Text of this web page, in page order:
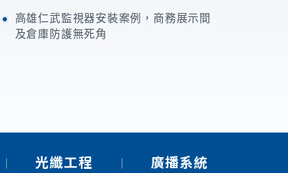
高雄仁武監視器安裝案例，商務展示間
及倉庫防護無死角
光纖工程 廣播系統